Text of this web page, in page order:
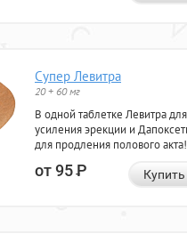
Супер Левитра
20 + 60 мг
В одной таблетке Левитра для
усиления эрекции и
для продления полового акта!
от 95Р Купить